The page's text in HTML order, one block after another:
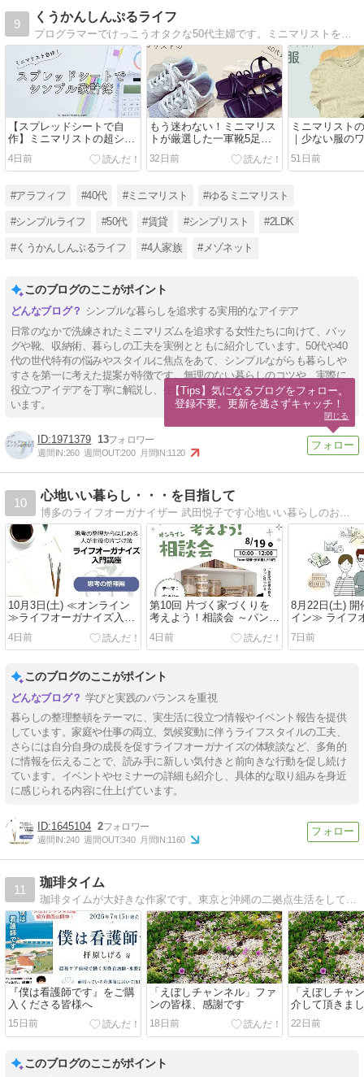
9
くうかんしんぷるライフ
プログラマーでけっこうオタクな50代主婦です。ミニマリストを目指しつつ、家族4人・賃貸2LDKでシンプルな暮らしをしています。
【スプレッドシートで自
作】ミニマリストの超シン
プル家計簿
4日前
もう迷わない！ミニマリス
トが厳選した一軍靴5足
と、選び方の基準【50代女
性】
32日前
ミニマリスト
｜少ない服の
2026【50代女
51日前
#アラフィフ #40代 #ミニマリスト #ゆるミニマリスト
#シンプルライフ #50代 #賃貸 #シンプリスト #2LDK
#くうかんしんぷるライフ #4人家族 #メゾネット
このブログのここがポイント
シンプルな暮らしを追求する実用的なアイデア
日常のなかで洗練されたミニマリズムを追求する女性たちに向けて、バッ
グや靴、収納術、暮らしの工夫を実例とともに紹介しています。50代や40
代の世代特有の悩みやスタイルに焦点をあて、シンプルながらも暮らしや
すさを第一に考えた提案が特徴です。無理のない暮らしのコツや、実際に
役立つアイデアを丁寧に解説し、生活の質を向上させるヒントを提案して
います。
1971379 13
週間IN:260 週間OUT:200 月間IN:1120
10
心地いい暮らし・・・を目指して
博多のライフオーガナイザー 武田悦子です心地いい暮らしのお手伝い
10月3日(土) ≪オンライン
≫ライフオーガナイズ入門
講座 ～思考の整理編～ 受
付中♪
4日前
第10回 片づく家づくりを
考えよう！相談会 ～パント
リー～
4日前
8月22日(土)
イン≫ ライフ
ー🄬2級認定講
付中！
7日前
このブログのここがポイント
学びと実践のバランスを重視
暮らしの整理整頓をテーマに、実生活に役立つ情報やイベント報告を提供
しています。家庭や仕事の両立、気候変動に伴うライフスタイルの工夫、
さらには自分自身の成長を促すライフオーガナイズの体験談など、多角的
に情報を伝えることで、読み手に新しい気付きと前向きな行動を促し続け
ています。イベントやセミナーの詳細も紹介し、具体的な取り組みを身近
に感じられる内容に仕上げています。
1645104 2
週間IN:240 週間OUT:340 月間IN:1160
11
珈琲タイム
珈琲タイムが大好きな作家です。東京と沖縄の二拠点生活をしています。子供が撮った南国の写真を記事と合わせて載せています。皆様の珈琲タイムの癒しになれば幸いです。
『僕は看護師です』をご購
入くださる皆様へ
15日前
「えぼしチャンネル」ファ
ンの皆様、感謝です
18日前
「えぼしチャ
介して頂きま
22日前
このブログのここがポイント
【Tips】気になるブログをフォロー。
登録不要。更新を逃さずキャッチ！
閉じる